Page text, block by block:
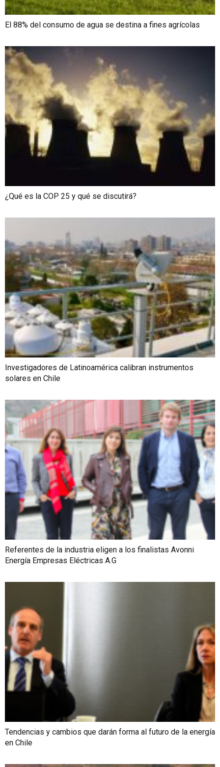
El 88% del consumo de agua se destina a fines agrícolas
¿Qué es la COP 25 y qué se discutirá?
Investigadores de Latinoamérica calibran instrumentos
solares en Chile
Referentes de la industria eligen a los finalistas Avonni
Energía Empresas Eléctricas A.G
Tendencias y cambios que darán forma al futuro de la energía
en Chile